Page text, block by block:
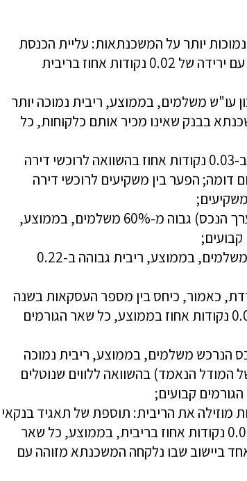
יותר על המשכנתאות: עליית הכנסת
משק בית ב-10%, כל שאר הגורמים קבועים, מזוהה עם ירידה של 0.02 נקודות אחוז בריבית
עו"ש משלמים, בממוצע, ריבית נמוכה יותר
משכנתא בבנק שאינו מכיר אותם כלקוחות, כל
משפר דיור משלמים, בממוצע, שיעור ריבית נמוכה ב-0.03 נקודות אחוז בהשוואה לרוכשי דירה
דומה; הפער בין משקיעים לרוכשי דירה
(יחס המשכנתא לערך הנכס) גבוה מ-60% משלמים, בממוצע,
לווים שנוטלים משכנתא לתקופה ארוכה מ-20 שנה משלמים, בממוצע, ריבית גבוהה ב-0.22
(הנמדדת, כאמור, כיחס בין מספר העסקאות בשנה
למלאי הדירות ביישוב) מזוהה עם ריבית נמוכה ב-0.08 נקודות אחוז בממוצע, כל שאר הגורמים
הנרכש משלמים, בממוצע, ריבית נמוכה
של המודל הנאמד) בהשוואה ללווים שנוטלים
קבועים;
מוזילה את הריבית: תוספת של תאגיד בנקאי
אחד ביישוב שבו נרכש הנכס מזוהה עם ירידה של 0.016 נקודות אחוז בריבית, בממוצע, כל שאר
ביישוב שבו נלקחה המשכנתא מזוהה עם